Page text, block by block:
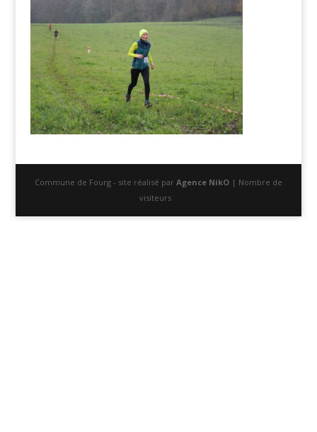
Commune de Fourg - site réalisé par Agence NikO| Nombre de
visiteurs